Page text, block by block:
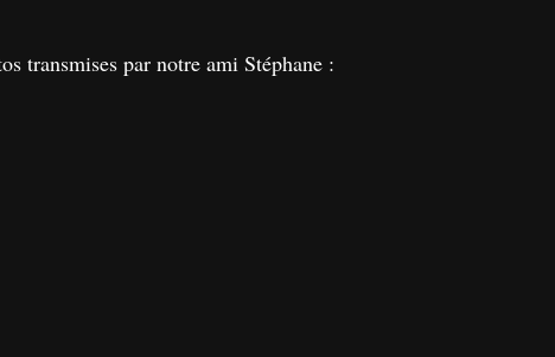
transmises par notre ami Stéphane :